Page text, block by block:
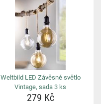
Weltbild LED Závěsné světlo
Vintage, sada 3 ks
279 Kč